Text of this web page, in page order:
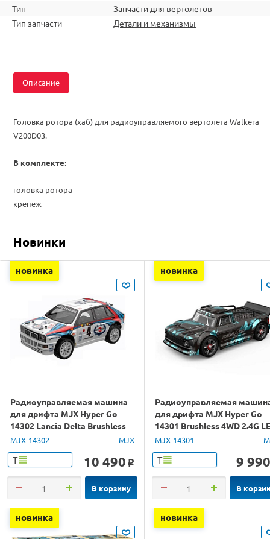
Тип
Запчасти для вертолетов
Тип запчасти
Детали и механизмы
Описание
Головка ротора (хаб) для радиоуправляемого вертолета Walkera
V200D03.
В комплекте:
головка ротора
крепеж
Новинки
новинка
Радиоуправляемая машина
для дрифта MJX Hyper Go
14302 Lancia Delta Brushless
4WD 2.4G LED 1/14 RTR
MJX-14302 MJX
Т 10 490 o
В корзину
новинка
Радиоуправляемая
для дрифта MJX Hyper Go
14301 Brushless 4WD 2.4G
1/14 RTR
MJX-14301
Т 9 990
В
новинка новинка